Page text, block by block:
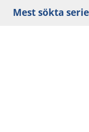
Mest sökta